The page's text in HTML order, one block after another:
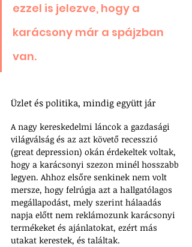
ezzel is jelezve, hogy a
karácsony már a spájzban
van.
Üzlet és politika, mindig együtt jár
A nagy kereskedelmi láncok a gazdasági
világválság és az azt követő recesszió
(great depression) okán érdekeltek voltak,
hogy a karácsonyi szezon minél hosszabb
legyen. Ahhoz elsőre senkinek nem volt
mersze, hogy felrúgja azt a hallgatólagos
megállapodást, mely szerint hálaadás
napja előtt nem reklámozunk karácsonyi
termékeket és ajánlatokat, ezért más
utakat kerestek, és találtak.